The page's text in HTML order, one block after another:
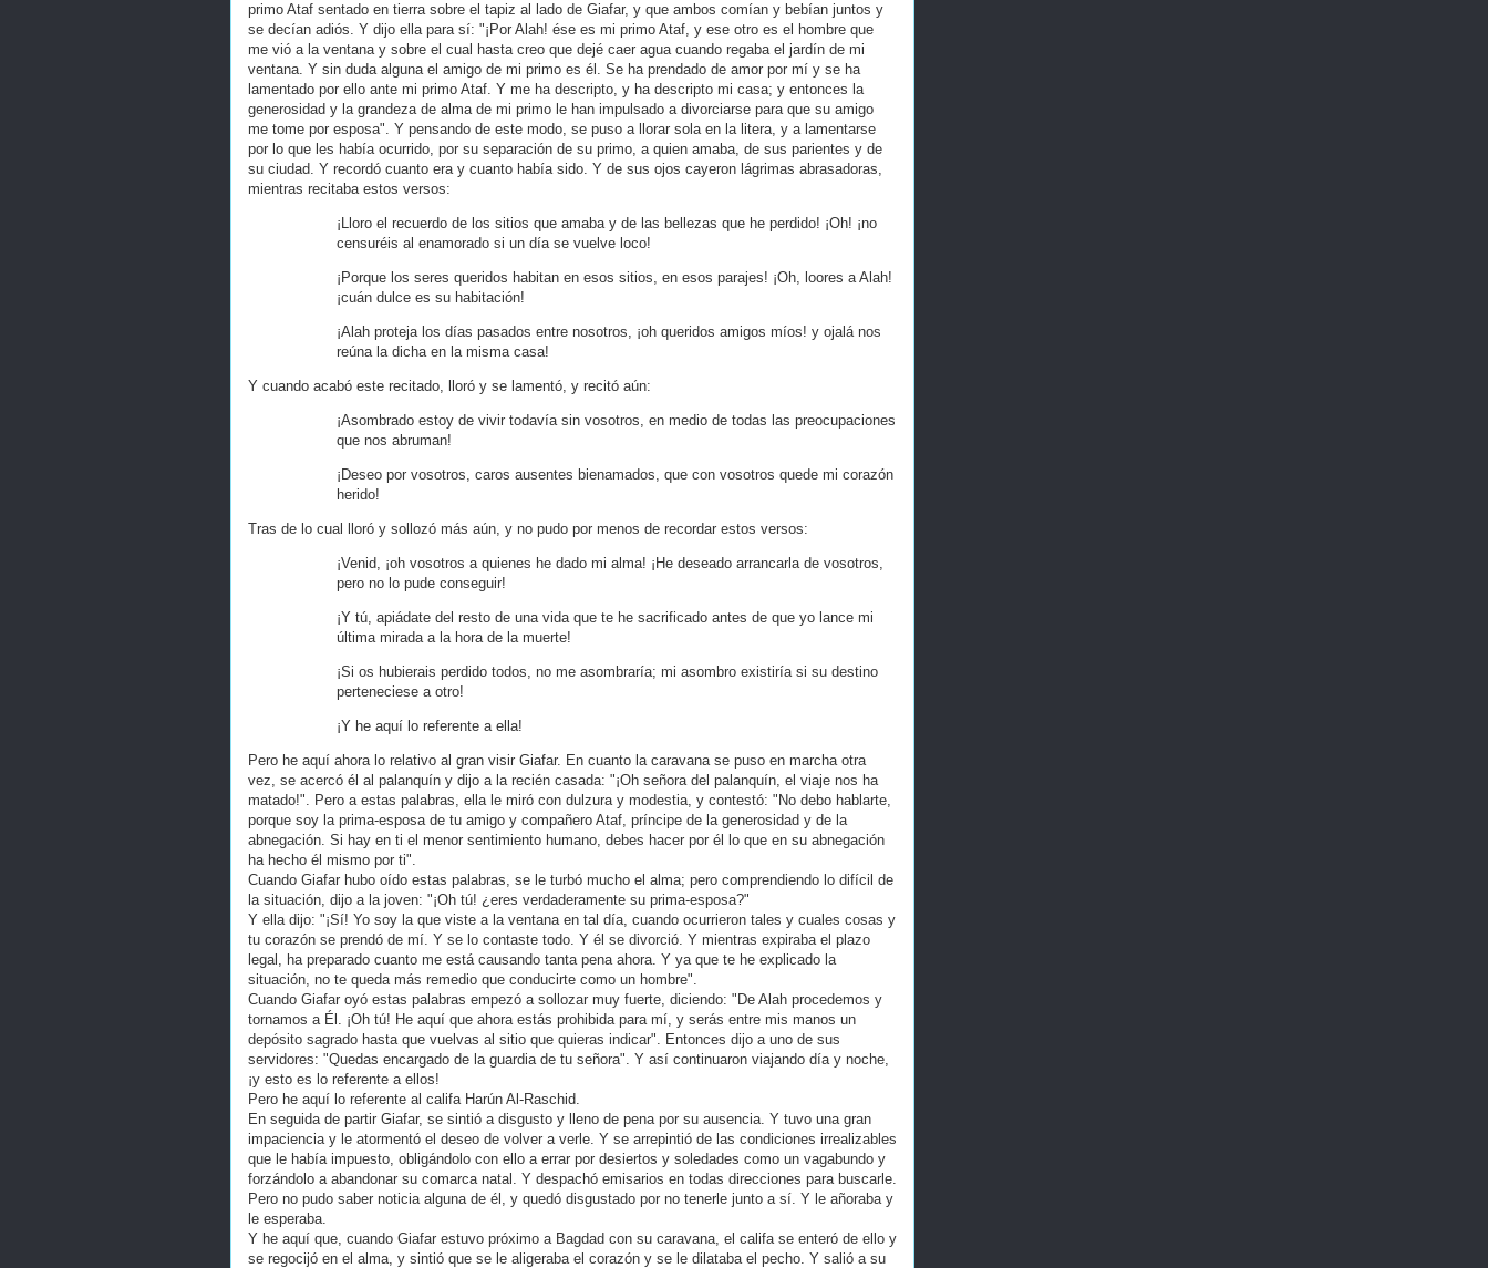
primo Ataf sentado en tierra sobre el tapiz al lado de Giafar, y que ambos comían y bebían juntos y
se decían adiós. Y dijo ella para sí: "¡Por Alah! ése es mi primo Ataf, y ese otro es el hombre que
me vió a la ventana y sobre el cual hasta creo que dejé caer agua cuando regaba el jardín de mi
ventana. Y sin duda alguna el amigo de mi primo es él. Se ha prendado de amor por mí y se ha
lamentado por ello ante mi primo Ataf. Y me ha descripto, y ha descripto mi casa; y entonces la
generosidad y la grandeza de alma de mi primo le han impulsado a divorciarse para que su amigo
me tome por esposa". Y pensando de este modo, se puso a llorar sola en la litera, y a lamentarse
por lo que les había ocurrido, por su separación de su primo, a quien amaba, de sus parientes y de
su ciudad. Y recordó cuanto era y cuanto había sido. Y de sus ojos cayeron lágrimas abrasadoras,
mientras recitaba estos versos:
¡Lloro el recuerdo de los sitios que amaba y de las bellezas que he perdido! ¡Oh! ¡no
censuréis al enamorado si un día se vuelve loco!
¡Porque los seres queridos habitan en esos sitios, en esos parajes! ¡Oh, loores a Alah!
¡cuán dulce es su habitación!
¡Alah proteja los días pasados entre nosotros, ¡oh queridos amigos míos! y ojalá nos
reúna la dicha en la misma casa!
Y cuando acabó este recitado, lloró y se lamentó, y recitó aún:
¡Asombrado estoy de vivir todavía sin vosotros, en medio de todas las preocupaciones
que nos abruman!
¡Deseo por vosotros, caros ausentes bienamados, que con vosotros quede mi corazón
herido!
Tras de lo cual lloró y sollozó más aún, y no pudo por menos de recordar estos versos:
¡Venid, ¡oh vosotros a quienes he dado mi alma! ¡He deseado arrancarla de vosotros,
pero no lo pude conseguir!
¡Y tú, apiádate del resto de una vida que te he sacrificado antes de que yo lance mi
última mirada a la hora de la muerte!
¡Si os hubierais perdido todos, no me asombraría; mi asombro existiría si su destino
perteneciese a otro!
¡Y he aquí lo referente a ella!
Pero he aquí ahora lo relativo al gran visir Giafar. En cuanto la caravana se puso en marcha otra
vez, se acercó él al palanquín y dijo a la recién casada: "¡Oh señora del palanquín, el viaje nos ha
matado!". Pero a estas palabras, ella le miró con dulzura y modestia, y contestó: "No debo hablarte,
porque soy la prima-esposa de tu amigo y compañero Ataf, príncipe de la generosidad y de la
abnegación. Si hay en ti el menor sentimiento humano, debes hacer por él lo que en su abnegación
ha hecho él mismo por ti".
Cuando Giafar hubo oído estas palabras, se le turbó mucho el alma; pero comprendiendo lo difícil de
la situación, dijo a la joven: "¡Oh tú! ¿eres verdaderamente su prima-esposa?"
Y ella dijo: "¡Sí! Yo soy la que viste a la ventana en tal día, cuando ocurrieron tales y cuales cosas y
tu corazón se prendó de mí. Y se lo contaste todo. Y él se divorció. Y mientras expiraba el plazo
legal, ha preparado cuanto me está causando tanta pena ahora. Y ya que te he explicado la
situación, no te queda más remedio que conducirte como un hombre".
Cuando Giafar oyó estas palabras empezó a sollozar muy fuerte, diciendo: "De Alah procedemos y
tornamos a Él. ¡Oh tú! He aquí que ahora estás prohibida para mí, y serás entre mis manos un
depósito sagrado hasta que vuelvas al sitio que quieras indicar". Entonces dijo a uno de sus
servidores: "Quedas encargado de la guardia de tu señora". Y así continuaron viajando día y noche,
¡y esto es lo referente a ellos!
Pero he aquí lo referente al califa Harún Al-Raschid.
En seguida de partir Giafar, se sintió a disgusto y lleno de pena por su ausencia. Y tuvo una gran
impaciencia y le atormentó el deseo de volver a verle. Y se arrepintió de las condiciones irrealizables
que le había impuesto, obligándolo con ello a errar por desiertos y soledades como un vagabundo y
forzándolo a abandonar su comarca natal. Y despachó emisarios en todas direcciones para buscarle.
Pero no pudo saber noticia alguna de él, y quedó disgustado por no tenerle junto a sí. Y le añoraba y
le esperaba.
Y he aquí que, cuando Giafar estuvo próximo a Bagdad con su caravana, el califa se enteró de ello y
se regocijó en el alma, y sintió que se le aligeraba el corazón y se le dilataba el pecho. Y salió a su